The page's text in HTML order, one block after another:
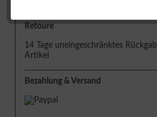
Retoure
14 Tage uneingeschränktes
Artikel
Bezahlung & Versand